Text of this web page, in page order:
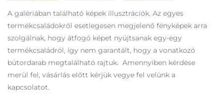
A galériában található képek illusztrációk. Az egyes
termékcsaládokról esetlegesen megjelenő fényképek arra
szolgálnak, hogy átfogó képet nyújtsanak egy-egy
termékcsaládról, így nem garantált, hogy a vonatkozó
bútordarab megtalálható rajtuk. Amennyiben kérdése
merül fel, vásárlás előtt kérjük vegye fel velünk a
kapcsolatot.